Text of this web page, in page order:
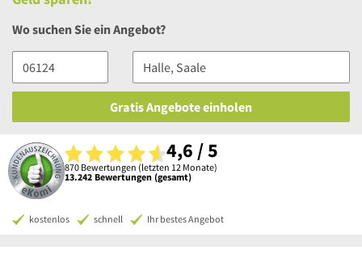
Wo suchen Sie ein Angebot?
Gratis Angebote einholen
4,6 / 5
870 Bewertungen (letzten 12 Monate)
13.242 Bewertungen (gesamt)
kostenlos schnell Ihr bestes Angebot